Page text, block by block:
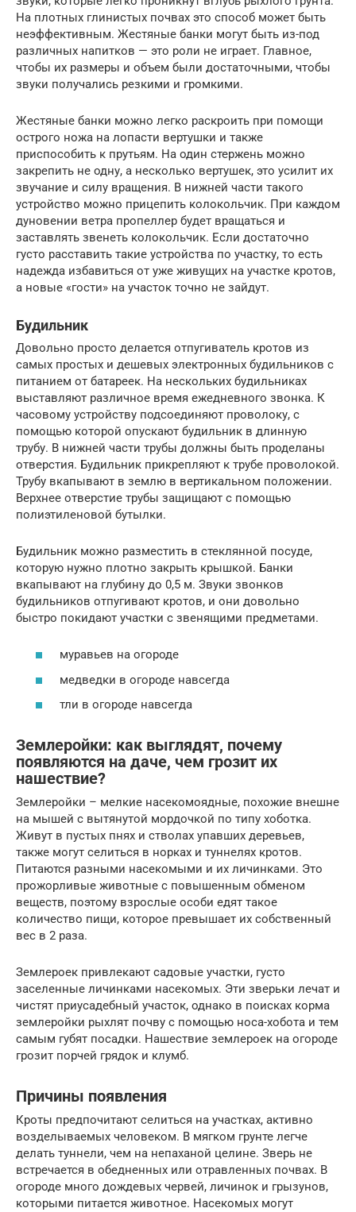
На плотных глинистых почвах это способ может быть
неэффективным. Жестяные банки могут быть из-под
различных напитков — это роли не играет. Главное,
чтобы их размеры и объем были достаточными, чтобы
звуки получались резкими и громкими.
Жестяные банки можно легко раскроить при помощи
острого ножа на лопасти вертушки и также
приспособить к прутьям. На один стержень можно
закрепить не одну, а несколько вертушек, это усилит их
звучание и силу вращения. В нижней части такого
устройство можно прицепить колокольчик. При каждом
дуновении ветра пропеллер будет вращаться и
заставлять звенеть колокольчик. Если достаточно
густо расставить такие устройства по участку, то есть
надежда избавиться от уже живущих на участке кротов,
а новые «гости» на участок точно не зайдут.
Будильник
Довольно просто делается отпугиватель кротов из
самых простых и дешевых электронных будильников с
питанием от батареек. На нескольких будильниках
выставляют различное время ежедневного звонка. К
часовому устройству подсоединяют проволоку, с
помощью которой опускают будильник в длинную
трубу. В нижней части трубы должны быть проделаны
отверстия. Будильник прикрепляют к трубе проволокой.
Трубу вкапывают в землю в вертикальном положении.
Верхнее отверстие трубы защищают с помощью
полиэтиленовой бутылки.
Будильник можно разместить в стеклянной посуде,
которую нужно плотно закрыть крышкой. Банки
вкапывают на глубину до 0,5 м. Звуки звонков
будильников отпугивают кротов, и они довольно
быстро покидают участки с звенящими предметами.
муравьев на огороде
медведки в огороде навсегда
тли в огороде навсегда
Землеройки: как выглядят, почему
появляются на даче, чем грозит их
нашествие?
Землеройки – мелкие насекомоядные, похожие внешне
на мышей с вытянутой мордочкой по типу хоботка.
Живут в пустых пнях и стволах упавших деревьев,
также могут селиться в норках и туннелях кротов.
Питаются разными насекомыми и их личинками. Это
прожорливые животные с повышенным обменом
веществ, поэтому взрослые особи едят такое
количество пищи, которое превышает их собственный
вес в 2 раза.
Землероек привлекают садовые участки, густо
заселенные личинками насекомых. Эти зверьки лечат и
чистят приусадебный участок, однако в поисках корма
землеройки рыхлят почву с помощью носа-хобота и тем
самым губят посадки. Нашествие землероек на огороде
грозит порчей грядок и клумб.
Причины появления
Кроты предпочитают селиться на участках, активно
возделываемых человеком. В мягком грунте легче
делать туннели, чем на непаханой целине. Зверь не
встречается в обедненных или отравленных почвах. В
огороде много дождевых червей, личинок и грызунов,
которыми питается животное. Насекомых могут